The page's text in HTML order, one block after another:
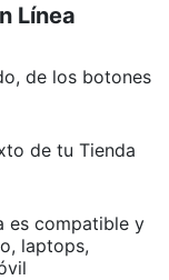
Línea
de los botones
de tu Tienda
es compatible y
laptops,